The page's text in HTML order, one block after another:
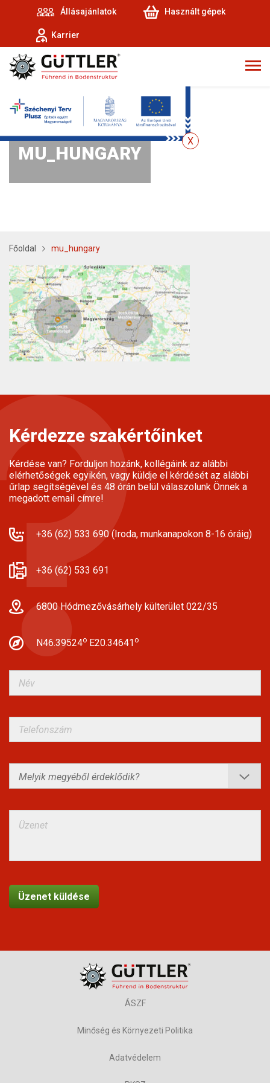
Állásajánlatok Használt gépek
Karrier
MU_HUNGARY
Főoldal mu_hungary
Kérdezze szakértőinket
Kérdése van? Forduljon hozánk, kollégáink az alábbi
elérhetőségek egyikén, vagy küldje el kérdését az alábbi
űrlap segítségével és 48 órán belül válaszolunk Önnek a
megadott email címre!
+36 (62) 533 690 (Iroda, munkanapokon 8-16 óráig)
+36 (62) 533 691
6800 Hódmezővásárhely külterület 022/35
N46.39524o E20.34641 o
ÁSZF
Minőség és Környezeti Politika
Adatvédelem